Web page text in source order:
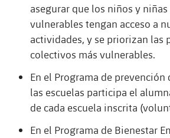
asegurar que los niños y niñas
vulnerables tengan acceso a
actividades, y se priorizan las
colectivos más vulnerables.
En el Programa de
las escuelas participa el
de cada escuela inscrita
En el Programa de Bienestar